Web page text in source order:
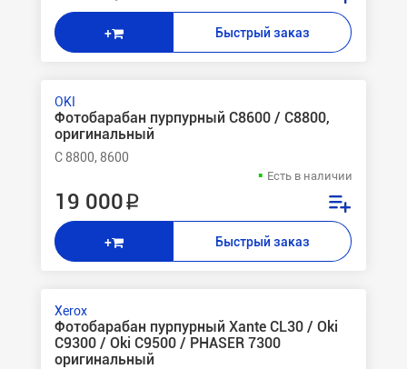
+ Быстрый заказ
OKI
Фотобарабан пурпурный C8600 / C8800,
оригинальный
C 8800, 8600
Есть в наличии
19 000 ₽
+ Быстрый заказ
Xerox
Фотобарабан пурпурный Xante CL30 / Oki
C9300 / Oki C9500 / PHASER 7300
оригинальный